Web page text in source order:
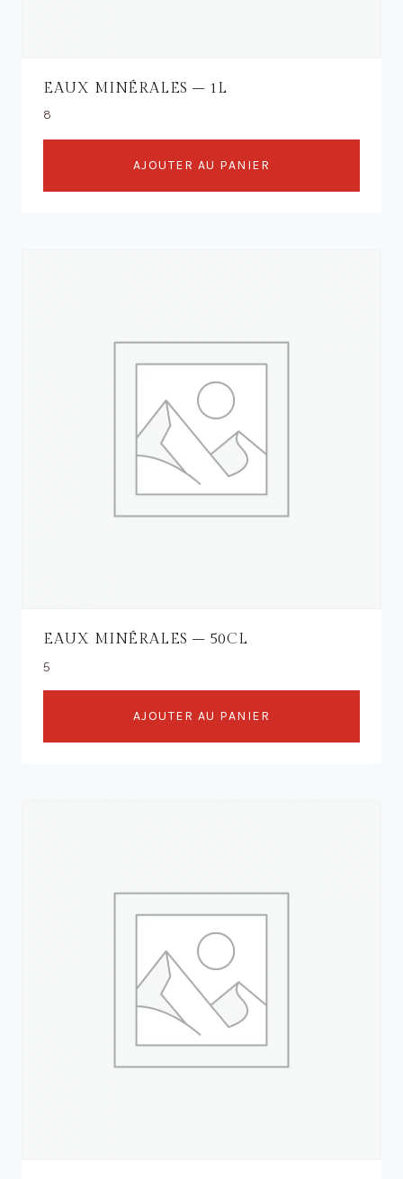
EAUX MINÉRALES – 1L
8
AJOUTER AU PANIER
EAUX MINÉRALES – 50CL
5
AJOUTER AU PANIER